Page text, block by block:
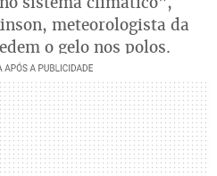
meteorologista da
o gelo nos polos.